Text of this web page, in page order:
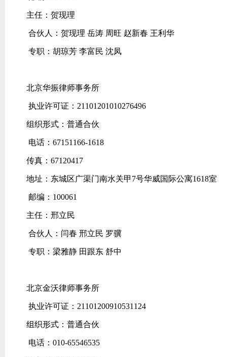
主任：贺现理
合伙人：贺现理 岳涛 周旺 赵新春 王利华
专职：胡琼芳 李富民 沈凤
北京华振律师事务所
执业许可证：21101201010276496
组织形式：普通合伙
电话：67151166-1618
传真：67120417
地址：东城区广渠门南水关甲7号华威国际公寓1618室
邮编：100061
主任：邢立民
合伙人：闫春 邢立民 罗骥
专职：梁雅静 田跟东 舒中
北京金沃律师事务所
执业许可证：21101200910531124
组织形式：普通合伙
电话：010-65546535